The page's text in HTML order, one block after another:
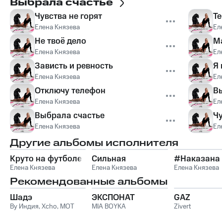
Чувства не горят
Елена Князева
Не твоё дело
Елена Князева
Зависть и ревность
Елена Князева
Отключу телефон
Елена Князева
Выбрала счастье
Елена Князева
Я
Другие альбомы исполнителя
Круто на футболе
Елена Князева
Сильная
Елена Князева
#Наказана
Елена Князева
Рекомендованные альбомы
Шадэ
By Индия,Xcho, MOT
ЭКСПОНАТ
MIA BOYKA
GAZ
Zivert